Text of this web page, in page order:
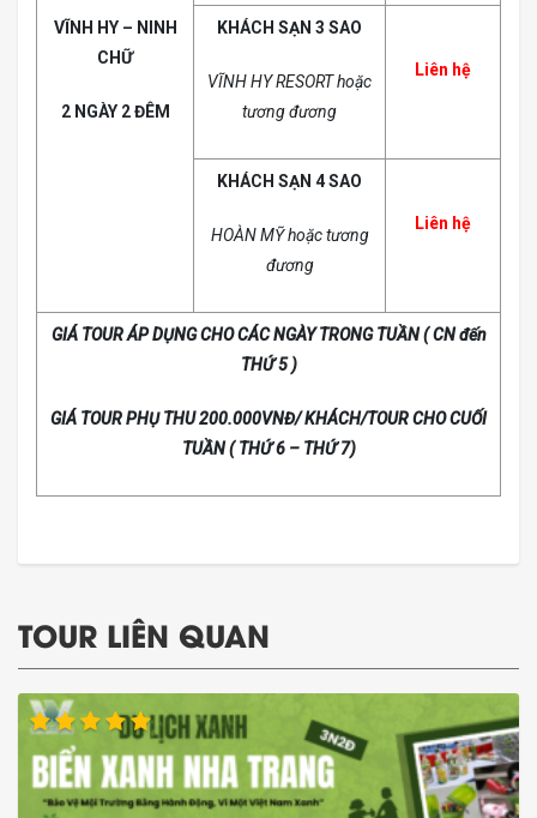
VĨNH HY – NINH
CHỮ
2 NGÀY 2 ĐÊM
KHÁCH SẠN 3 SAO
VĨNH HY RESORT hoặc
tương đương
Liên hệ
KHÁCH SẠN 4 SAO
HOÀN MỸ hoặc tương
đương
Liên hệ
GIÁ TOUR ÁP DỤNG CHO CÁC NGÀY TRONG TUẦN ( CN đến
THỨ 5 )
GIÁ TOUR PHỤ THU 200.000VNĐ/ KHÁCH/TOUR CHO CUỐI
TUẦN ( THỨ 6 – THỨ 7)
TOUR LIÊN QUAN